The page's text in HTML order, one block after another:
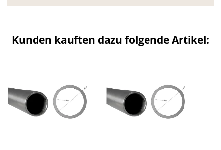
Kunden kauften dazu folgende Artikel: